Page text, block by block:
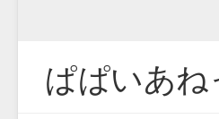
ぱぱいあね